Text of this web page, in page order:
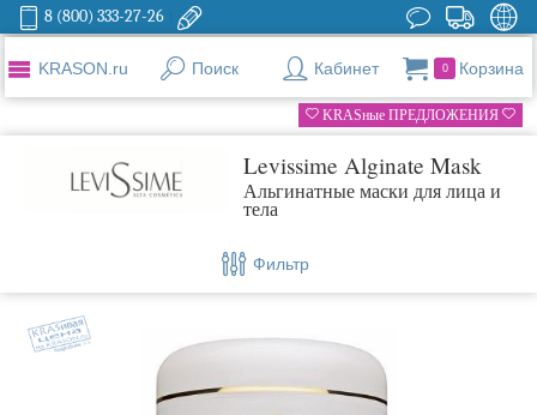
8 (800) 333-27-26
KRASON.ru Поиск Кабинет 0 Корзина
KRASные ПРЕДЛОЖЕНИЯ
Levissime Alginate Mask
Альгинатные маски для лица и
тела
Фильтр